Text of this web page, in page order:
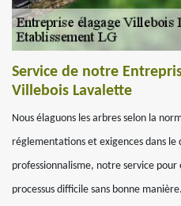
Service de notre
Villebois Lavalette
Nous élaguons les arbres selon la
réglementations et exigences dans
professionnalisme, notre service
processus difficile sans bonne